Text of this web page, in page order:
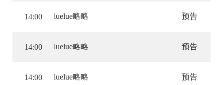
14:00 luelue略略 预告
14:00 luelue略略 预告
14:00 luelue略略 预告